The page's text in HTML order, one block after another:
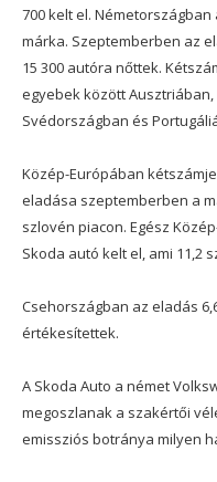
700 kelt el.
márka. Szeptemberben az
15 300 autóra nőttek.
egyebek között
Svédországban és
Közép-Európában
eladása szeptemberben a
szlovén piacon. Egész
Skoda autó kelt el, ami 11,2
Csehországban az eladás
értékesítettek.
A Skoda Auto a német
megoszlanak a szakértői
emissziós botránya milyen